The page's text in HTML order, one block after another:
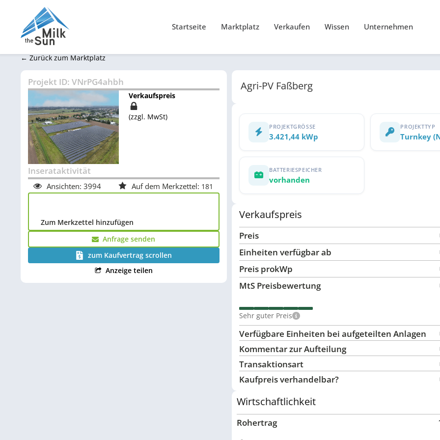
Startseite Marktplatz Verkaufen Wissen Unternehmen
← Zurück zum Marktplatz
Projekt ID: VNrPG4ahbh
Verkaufspreis
(zzgl. MwSt)
Inserataktivität
Ansichten: 3994 Auf dem Merkzettel: 181
Zum Merkzettel hinzufügen
Anfrage senden
zum Kaufvertrag scrollen
Anzeige teilen
Agri-PV Faßberg
PROJEKTGRÖSSE
3.421,44 kWp
PROJEKTTYP
Turnkey
BATTERIESPEICHER
vorhanden
Verkaufspreis
Preis
Einheiten verfügbar ab
Preis prokWp
MtS Preisbewertung
Sehr guter Preis
Verfügbare Einheiten bei aufgeteilten Anlagen
Kommentar zur Aufteilung
Transaktionsart
Kaufpreis verhandelbar?
Wirtschaftlichkeit
Rohertrag